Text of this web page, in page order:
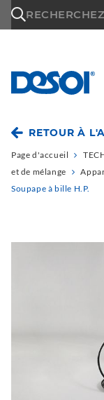
RECHERCHEZ
RETOUR À
Page d'accueil
et de mélange
Soupape à bille H.P.